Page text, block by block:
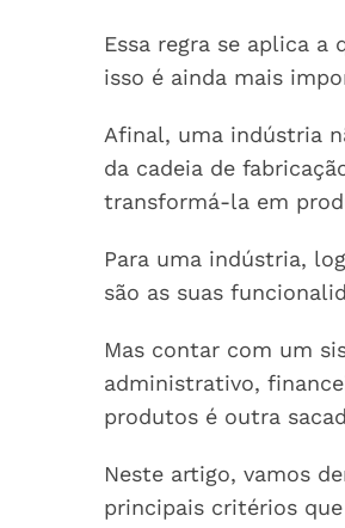
Essa regra se aplica a
isso é ainda mais
Afinal, uma indústria
da cadeia de
transformá-la em
Para uma indústria,
são as suas
Mas contar com um
administrativo,
produtos é outra
Neste artigo, vamos
principais critérios